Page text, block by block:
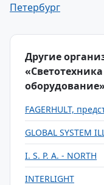
Петербург
Другие
оборудование»
FAGERHULT,
GLOBAL SYSTEM
I. S. P. A. - NORTH
INTERLIGHT